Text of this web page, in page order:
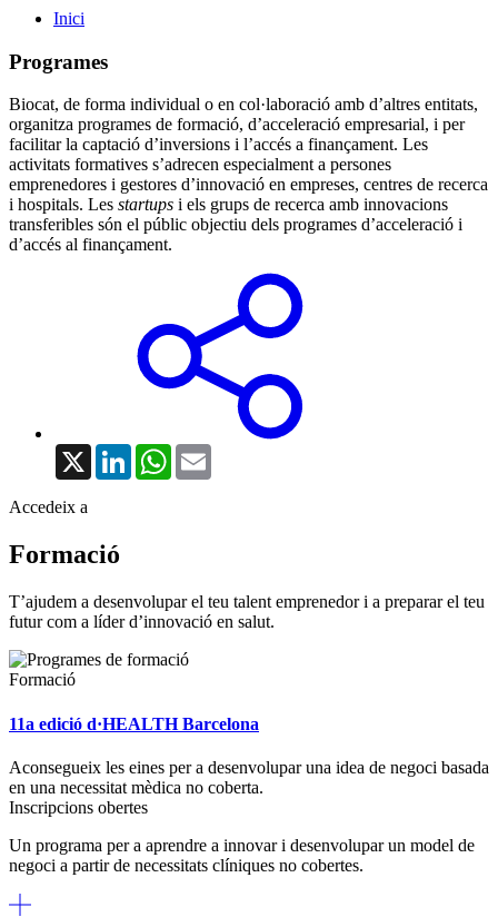
Inici
Programes
Biocat, de forma individual o en col·laboració amb d’altres entitats,
organitza programes de formació, d’acceleració empresarial, i per
facilitar la captació d’inversions i l’accés a finançament. Les
activitats formatives s’adrecen especialment a persones
emprenedores i gestores d’innovació en empreses, centres de recerca
i hospitals. Les startups i els grups de recerca amb innovacions
transferibles són el públic objectiu dels programes d’acceleració i
d’accés al finançament.
X LinkedInWhatsApp
Accedeix a
Formació
T’ajudem a desenvolupar el teu talent emprenedor i a preparar el teu
futur com a líder d’innovació en salut.
Formació
11a edició d·HEALTH Barcelona
Aconsegueix les eines per a desenvolupar una idea de negoci basada
en una necessitat mèdica no coberta.
Inscripcions obertes
Un programa per a aprendre a innovar i desenvolupar un model de
negoci a partir de necessitats clíniques no cobertes.